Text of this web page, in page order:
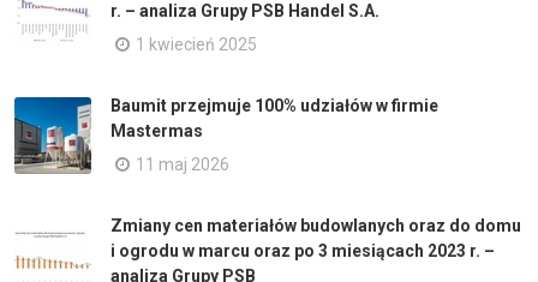
r. – analiza Grupy PSB Handel S.A.
1 kwiecień 2025
Baumit przejmuje 100% udziałów w firmie
Mastermas
11 maj 2026
Zmiany cen materiałów budowlanych oraz do domu
i ogrodu w marcu oraz po 3 miesiącach 2023 r. –
analiza Grupy PSB